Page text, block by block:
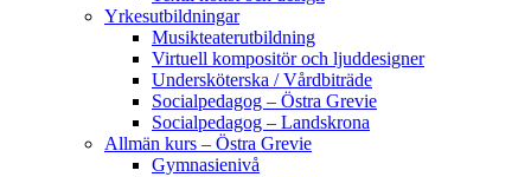
Yrkesutbildningar
Musikteaterutbildning
Virtuell kompositör och ljuddesigner
Undersköterska / Vårdbiträde
Socialpedagog – Östra Grevie
Socialpedagog – Landskrona
Allmän kurs – Östra Grevie
Gymnasienivå